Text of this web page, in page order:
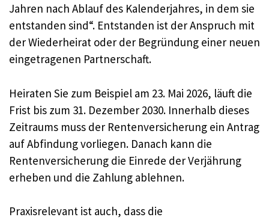
Jahren nach Ablauf des Kalenderjahres, in dem sie
entstanden sind“. Entstanden ist der Anspruch mit
der Wiederheirat oder der Begründung einer neuen
eingetragenen Partnerschaft.
Heiraten Sie zum Beispiel am 23. Mai 2026, läuft die
Frist bis zum 31. Dezember 2030. Innerhalb dieses
Zeitraums muss der Rentenversicherung ein Antrag
auf Abfindung vorliegen. Danach kann die
Rentenversicherung die Einrede der Verjährung
erheben und die Zahlung ablehnen.
Praxisrelevant ist auch, dass die